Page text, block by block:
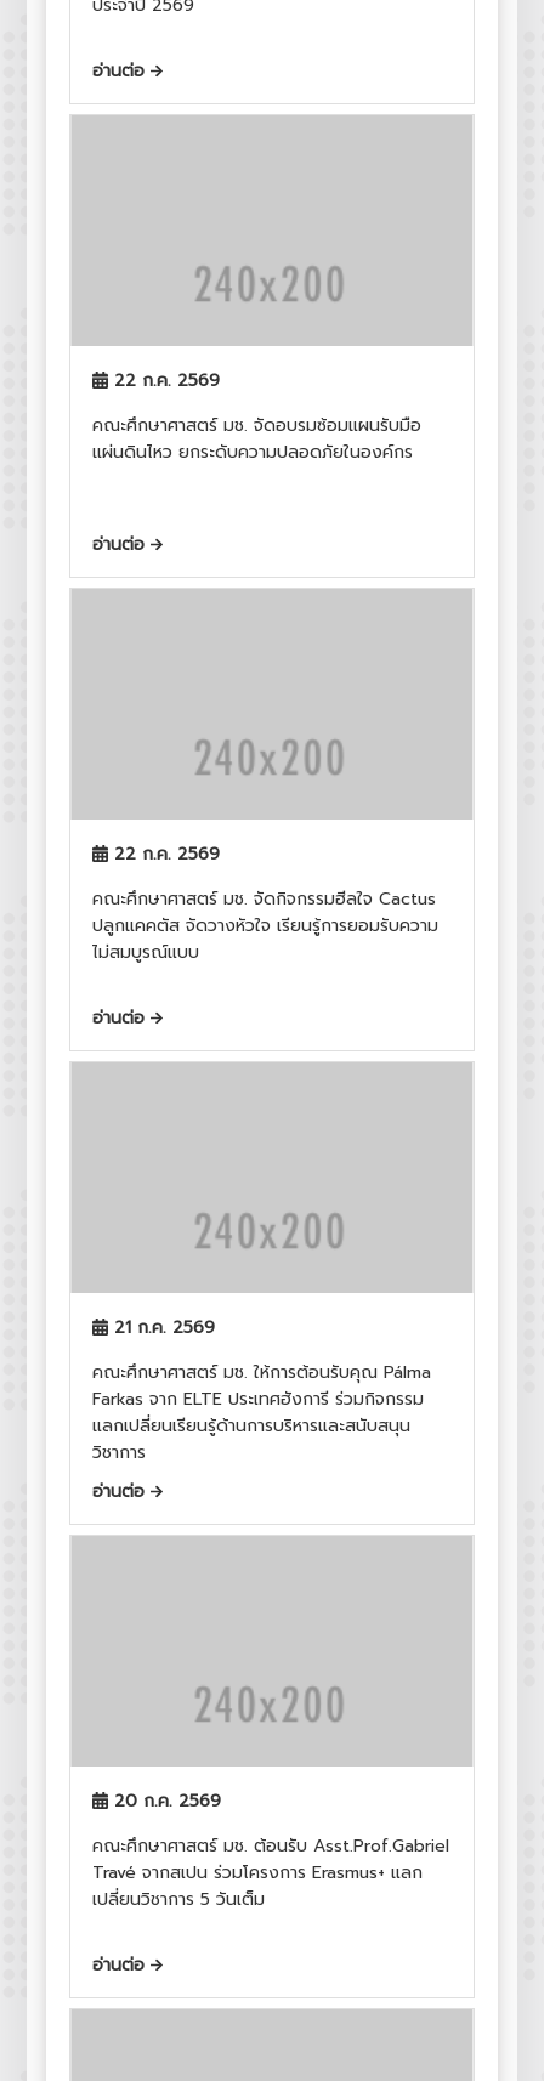
ประจำปี 2569
อ่านต่อ
22 ก.ค. 2569
คณะศึกษาศาสตร์ มช. จัดอบรมซ้อมแผนรับมือ
แผ่นดินไหว ยกระดับความปลอดภัยในองค์กร
อ่านต่อ
22 ก.ค. 2569
คณะศึกษาศาสตร์ มช. จัดกิจกรรมฮีลใจ Cactus
ปลูกแคคตัส จัดวางหัวใจ เรียนรู้การยอมรับความ
ไม่สมบูรณ์แบบ
อ่านต่อ
21 ก.ค. 2569
คณะศึกษาศาสตร์ มช. ให้การต้อนรับคุณ Pálma
Farkas จาก ELTE ประเทศฮังการี ร่วมกิจกรรม
แลกเปลี่ยนเรียนรู้ด้านการบริหารและสนับสนุน
วิชาการ
อ่านต่อ
20 ก.ค. 2569
คณะศึกษาศาสตร์ มช. ต้อนรับ Asst.Prof.Gabriel
Travé จากสเปน ร่วมโครงการ Erasmus+ แลก
เปลี่ยนวิชาการ 5 วันเต็ม
อ่านต่อ